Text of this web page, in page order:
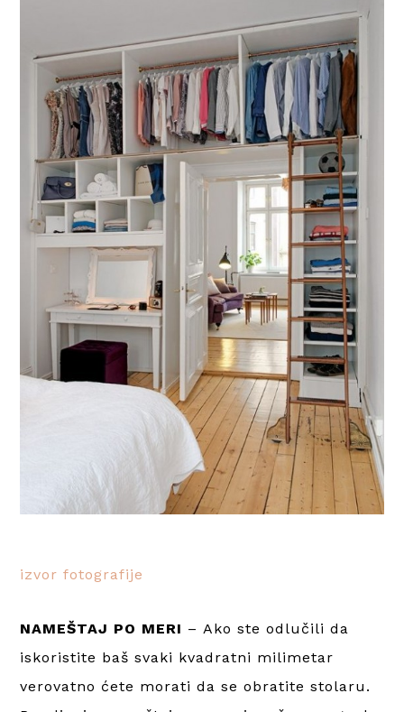
izvor fotografije
NAMEŠTAJ PO MERI – Ako ste odlučili da
iskoristite baš svaki kvadratni milimetar
verovatno ćete morati da se obratite stolaru.